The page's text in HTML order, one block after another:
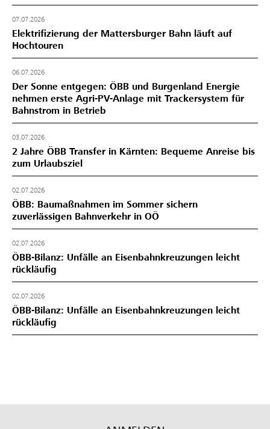
07.07.2026
Elektrifizierung der Mattersburger Bahn läuft auf
Hochtouren
06.07.2026
Der Sonne entgegen: ÖBB und Burgenland Energie
nehmen erste Agri-PV-Anlage mit Trackersystem für
Bahnstrom in Betrieb
03.07.2026
2 Jahre ÖBB Transfer in Kärnten: Bequeme Anreise bis
zum Urlaubsziel
02.07.2026
ÖBB: Baumaßnahmen im Sommer sichern
zuverlässigen Bahnverkehr in OÖ
02.07.2026
ÖBB-Bilanz: Unfälle an Eisenbahnkreuzungen leicht
rückläufig
02.07.2026
ÖBB-Bilanz: Unfälle an Eisenbahnkreuzungen leicht
rückläufig